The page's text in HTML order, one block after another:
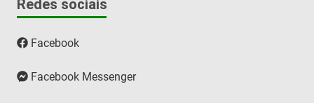
Redes sociais
Facebook
Facebook Messenger